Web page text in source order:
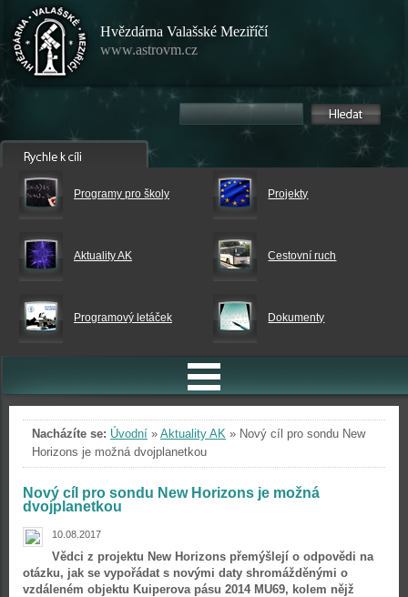
Hvězdárna Valašské Meziříčí
www.astrovm.cz
Programy pro školy Projekty
Aktuality AK Cestovní ruch
Programový letáček Dokumenty
Nacházíte se: Úvodní » Aktuality AK » Nový cíl pro sondu New
Horizons je možná dvojplanetkou
Nový cíl pro sondu New Horizons je možná
dvojplanetkou
10.08.2017
Vědci z projektu New Horizons přemýšlejí o odpovědi na
otázku, jak se vypořádat s novými daty shromážděnými o
vzdáleném objektu Kuiperova pásu 2014 MU69, kolem nějž